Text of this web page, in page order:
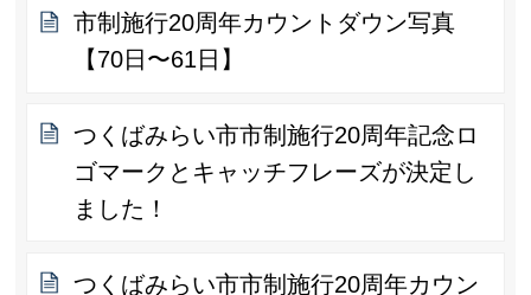
市制施行20周年カウントダウン写真
【70日〜61日】
つくばみらい市市制施行20周年記念ロ
ゴマークとキャッチフレーズが決定し
ました！
つくばみらい市市制施行20周年カウン